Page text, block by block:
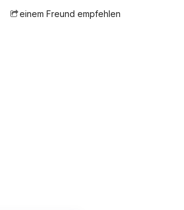
einem Freund empfehlen